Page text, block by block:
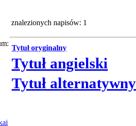
znalezionych napisów: 1
Tytuł oryginalny
Tytuł angielski
Tytuł alternatywny